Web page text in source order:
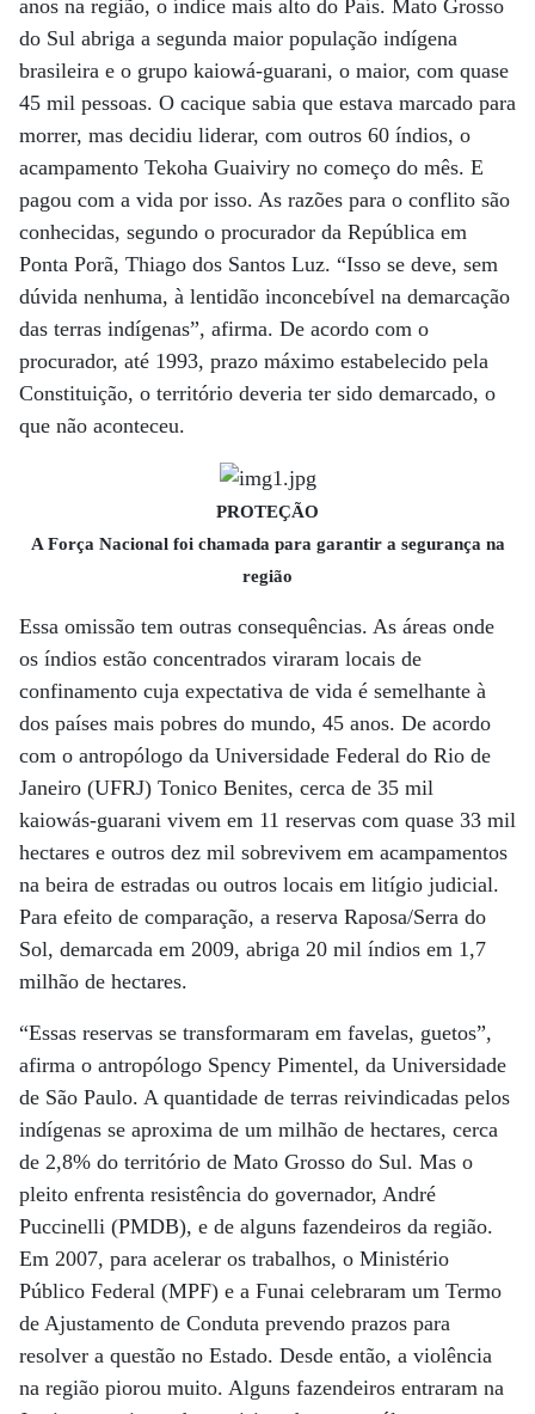
anos na região, o índice mais alto do País. Mato Grosso
do Sul abriga a segunda maior população indígena
brasileira e o grupo kaiowá-guarani, o maior, com quase
45 mil pessoas. O cacique sabia que estava marcado para
morrer, mas decidiu liderar, com outros 60 índios, o
acampamento Tekoha Guaiviry no começo do mês. E
pagou com a vida por isso. As razões para o conflito são
conhecidas, segundo o procurador da República em
Ponta Porã, Thiago dos Santos Luz. “Isso se deve, sem
dúvida nenhuma, à lentidão inconcebível na demarcação
das terras indígenas”, afirma. De acordo com o
procurador, até 1993, prazo máximo estabelecido pela
Constituição, o território deveria ter sido demarcado, o
que não aconteceu.
PROTEÇÃO
A Força Nacional foi chamada para garantir a segurança na
região
Essa omissão tem outras consequências. As áreas onde
os índios estão concentrados viraram locais de
confinamento cuja expectativa de vida é semelhante à
dos países mais pobres do mundo, 45 anos. De acordo
com o antropólogo da Universidade Federal do Rio de
Janeiro (UFRJ) Tonico Benites, cerca de 35 mil
kaiowás-guarani vivem em 11 reservas com quase 33 mil
hectares e outros dez mil sobrevivem em acampamentos
na beira de estradas ou outros locais em litígio judicial.
Para efeito de comparação, a reserva Raposa/Serra do
Sol, demarcada em 2009, abriga 20 mil índios em 1,7
milhão de hectares.
“Essas reservas se transformaram em favelas, guetos”,
afirma o antropólogo Spency Pimentel, da Universidade
de São Paulo. A quantidade de terras reivindicadas pelos
indígenas se aproxima de um milhão de hectares, cerca
de 2,8% do território de Mato Grosso do Sul. Mas o
pleito enfrenta resistência do governador, André
Puccinelli (PMDB), e de alguns fazendeiros da região.
Em 2007, para acelerar os trabalhos, o Ministério
Público Federal (MPF) e a Funai celebraram um Termo
de Ajustamento de Conduta prevendo prazos para
resolver a questão no Estado. Desde então, a violência
na região piorou muito. Alguns fazendeiros entraram na